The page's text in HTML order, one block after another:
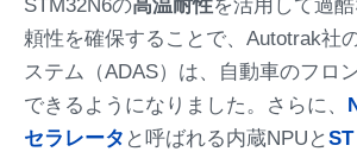
STM32N6の高温耐性を活用して過
頼性を確保することで、Autotrak社
ステム（ADAS）は、自動車のフロ
できるようになりました。さらに、
セラレータ と呼ばれる内蔵NPUと